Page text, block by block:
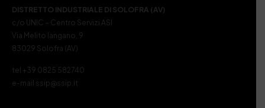
DISTRETTO INDUSTRIALE DI SOLOFRA (AV)
c/o UNIC – Centro Servizi ASI
Via Melito Iangano, 9
83029 Solofra (AV)
tel +39 0825 582740
e-mail ssip@ssip.it